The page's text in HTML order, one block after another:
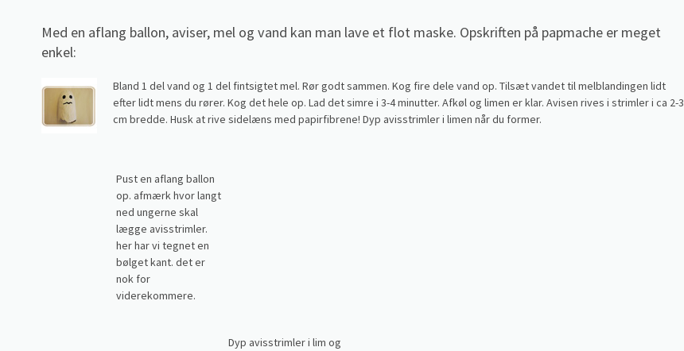
Med en aflang ballon, aviser, mel og vand kan man lave et flot maske. Opskriften på papmache er meget
enkel:
Bland 1 del vand og 1 del fintsigtet mel. Rør godt sammen. Kog fire dele vand op. Tilsæt vandet til melblandingen lidt
efter lidt mens du rører. Kog det hele op. Lad det simre i 3-4 minutter. Afkøl og limen er klar. Avisen rives i strimler i ca 2-3
cm bredde. Husk at rive sidelæns med papirfibrene! Dyp avisstrimler i limen når du former.
Pust en aflang ballon
op. afmærk hvor langt
ned ungerne skal
lægge avisstrimler.
her har vi tegnet en
bølget kant. det er
nok for
viderekommere.
Dyp avisstrimler i lim og